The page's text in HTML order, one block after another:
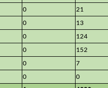
0
21
0
13
0
124
0
152
0
7
0
0